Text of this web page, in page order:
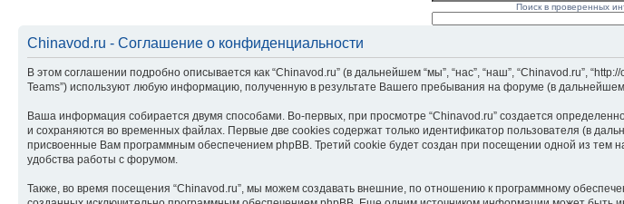
Поиск в проверенных
Chinavod.ru - Соглашение о конфиденциальности
В этом соглашении подробно описывается как “Chinavod.ru” (в дальнейшем “мы”, “нас”, “наш”, “Chinavod.ru”,
Teams”) используют любую информацию, полученную в результате Вашего пребывания на форуме (в
Ваша информация собирается двумя способами. Во-первых, при просмотре “Chinavod.ru” создается
и сохраняются во временных файлах. Первые две cookies содержат только идентификатор пользователя (в
присвоенные Вам программным обеспечением phpBB. Третий cookie будет создан при посещении одной из тем
удобства работы с форумом.
Также, во время посещения “Chinavod.ru”, мы можем создавать внешние, по отношению к программному